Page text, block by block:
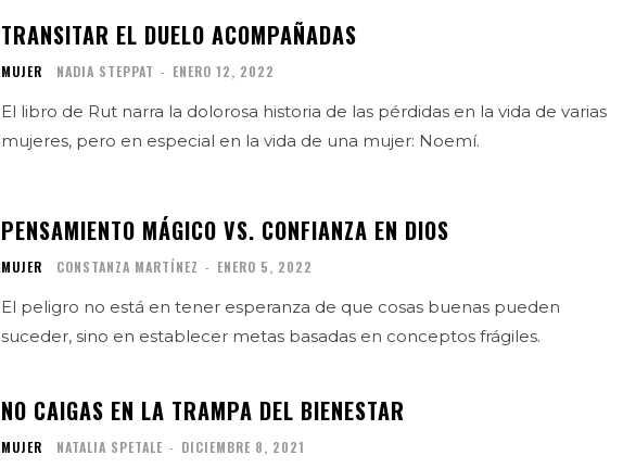
TRANSITAR EL DUELO ACOMPAÑADAS
MUJER NADIA STEPPAT - ENERO 12, 2022
El libro de Rut narra la dolorosa historia de las pérdidas en la vida de varias
mujeres, pero en especial en la vida de una mujer: Noemí.
PENSAMIENTO MÁGICO VS. CONFIANZA EN DIOS
MUJER CONSTANZA MARTÍNEZ - ENERO 5, 2022
El peligro no está en tener esperanza de que cosas buenas pueden
suceder, sino en establecer metas basadas en conceptos frágiles.
NO CAIGAS EN LA TRAMPA DEL BIENESTAR
MUJER NATALIA SPETALE - DICIEMBRE 8, 2021